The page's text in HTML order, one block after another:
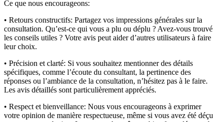
Ce que nous encourageons:
• Retours constructifs: Partagez vos impressions générales sur la
consultation. Qu’est-ce qui vous a plu ou déplu ? Avez-vous trouvé
les conseils utiles ? Votre avis peut aider d’autres utilisateurs à faire
leur choix.
• Précision et clarté: Si vous souhaitez mentionner des détails
spécifiques, comme l’écoute du consultant, la pertinence des
réponses ou l’ambiance de la consultation, n’hésitez pas à le faire.
Les avis détaillés sont particulièrement appréciés.
• Respect et bienveillance: Nous vous encourageons à exprimer
votre opinion de manière respectueuse, même si vous avez été déçu